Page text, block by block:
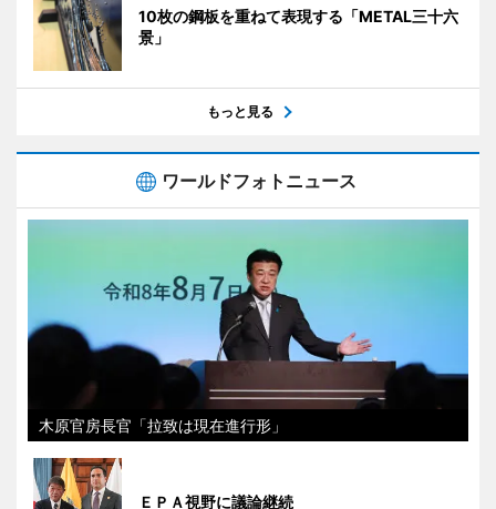
10枚の鋼板を重ねて表現する「METAL三十六
景」
もっと見る
ワールドフォトニュース
木原官房長官「拉致は現在進行形」
ＥＰＡ視野に議論継続